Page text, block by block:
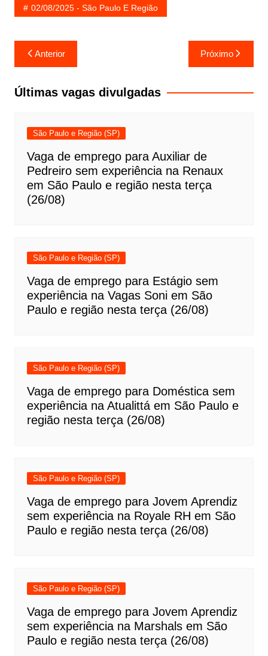
02/08/2025 - São Paulo E Região
Navegação
de
Post
Anterior Próximo
Últimas vagas divulgadas
São Paulo e Região (SP)
Vaga de emprego para Auxiliar de
Pedreiro sem experiência na Renaux
em São Paulo e região nesta terça
(26/08)
São Paulo e Região (SP)
Vaga de emprego para Estágio sem
experiência na Vagas Soni em São
Paulo e região nesta terça (26/08)
São Paulo e Região (SP)
Vaga de emprego para Doméstica sem
experiência na Atualittá em São Paulo e
região nesta terça (26/08)
São Paulo e Região (SP)
Vaga de emprego para Jovem Aprendiz
sem experiência na Royale RH em São
Paulo e região nesta terça (26/08)
São Paulo e Região (SP)
Vaga de emprego para Jovem Aprendiz
sem experiência na Marshals em São
Paulo e região nesta terça (26/08)